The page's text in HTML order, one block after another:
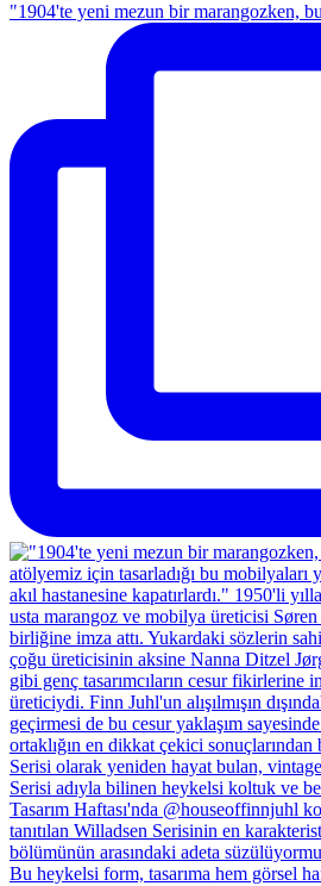
"1904'te yeni mezun bir marangozken,